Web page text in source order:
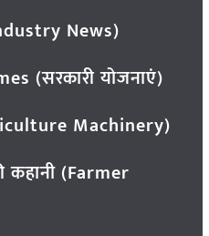
News)
(सरकारी योजनाएं)
Machinery)
कहानी (Farmer